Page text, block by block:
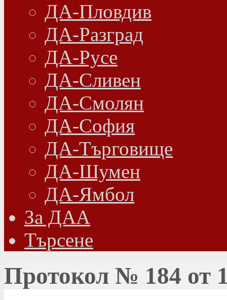
ДА-Пловдив
ДА-Разград
ДА-Русе
ДА-Сливен
ДА-Смолян
ДА-София
ДА-Търговище
ДА-Шумен
ДА-Ямбол
Зa ДАА
Търсене
Протокол № 184 от